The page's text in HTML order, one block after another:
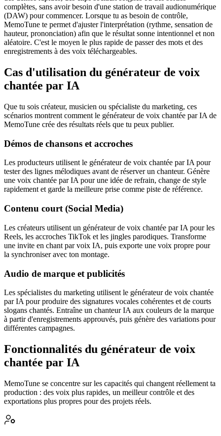
complètes, sans avoir besoin d'une station de travail audionumérique
(DAW) pour commencer. Lorsque tu as besoin de contrôle,
MemoTune te permet d'ajuster l'interprétation (rythme, sensation de
hauteur, prononciation) afin que le résultat sonne intentionnel et non
aléatoire. C'est le moyen le plus rapide de passer des mots et des
enregistrements à des voix téléchargeables.
Cas d'utilisation du générateur de voix
chantée par IA
Que tu sois créateur, musicien ou spécialiste du marketing, ces
scénarios montrent comment le générateur de voix chantée par IA de
MemoTune crée des résultats réels que tu peux publier.
Démos de chansons et accroches
Les producteurs utilisent le générateur de voix chantée par IA pour
tester des lignes mélodiques avant de réserver un chanteur. Génère
une voix chantée par IA pour une idée de refrain, change de style
rapidement et garde la meilleure prise comme piste de référence.
Contenu court (Social Media)
Les créateurs utilisent un générateur de voix chantée par IA pour les
Reels, les accroches TikTok et les jingles parodiques. Transforme
une invite en chant par voix IA, puis exporte une voix propre pour
la synchroniser avec ton montage.
Audio de marque et publicités
Les spécialistes du marketing utilisent le générateur de voix chantée
par IA pour produire des signatures vocales cohérentes et de courts
slogans chantés. Entraîne un chanteur IA aux couleurs de la marque
à partir d'enregistrements approuvés, puis génère des variations pour
différentes campagnes.
Fonctionnalités du générateur de voix
chantée par IA
MemoTune se concentre sur les capacités qui changent réellement ta
production : des voix plus rapides, un meilleur contrôle et des
exportations plus propres pour des projets réels.